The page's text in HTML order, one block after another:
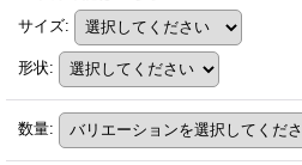
サイズ:
形状:
数量: